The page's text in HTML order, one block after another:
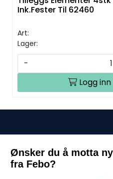
Ink.Fester Til 62460
Art:
Lager:
-
Logg
Ønsker du å motta
fra Febo?